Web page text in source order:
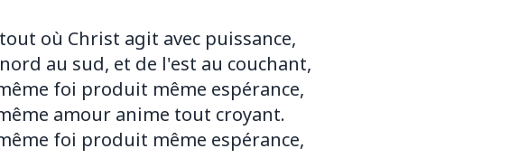
où Christ agit avec puissance,
au sud, et de l'est au couchant,
foi produit même espérance,
amour anime tout croyant.
foi produit même espérance,